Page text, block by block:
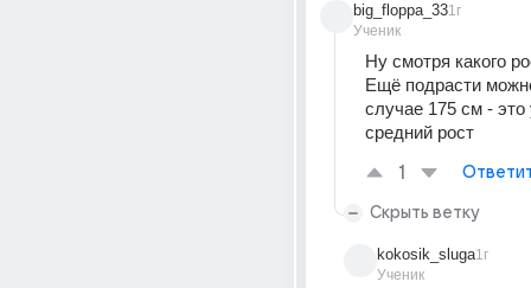
big_floppa_33
Ученик
1г
Ну смотря какого
Ещё подрасти
случае 175 см -
средний рост
1
Скрыть ветку
kokosik_sluga
Ученик
1г